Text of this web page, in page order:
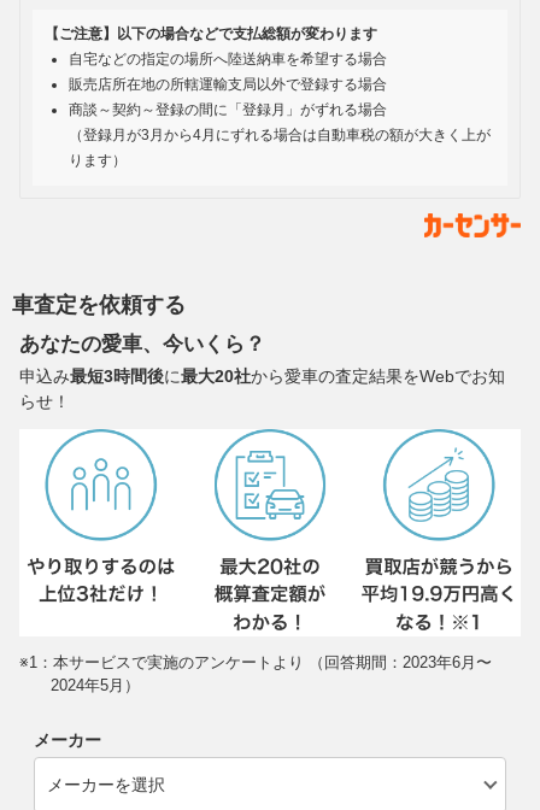
【ご注意】以下の場合などで支払総額が変わります
自宅などの指定の場所へ陸送納車を希望する場合
販売店所在地の所轄運輸支局以外で登録する場合
商談～契約～登録の間に「登録月」がずれる場合
（登録月が3月から4月にずれる場合は自動車税の額が大きく上が
ります）
車査定を依頼する
あなたの愛車、今いくら？
申込み最短3時間後に最大20社から愛車の査定結果をWebでお知
らせ！
※1：本サービスで実施のアンケートより （回答期間：2023年6月〜
2024年5月）
メーカー